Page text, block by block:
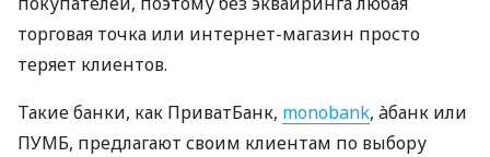
торговая точка или интернет-магазин просто
теряет клиентов.
Такие банки, как ПриватБанк, monobank, àбанк или
ПУМБ, предлагают своим клиентам по выбору